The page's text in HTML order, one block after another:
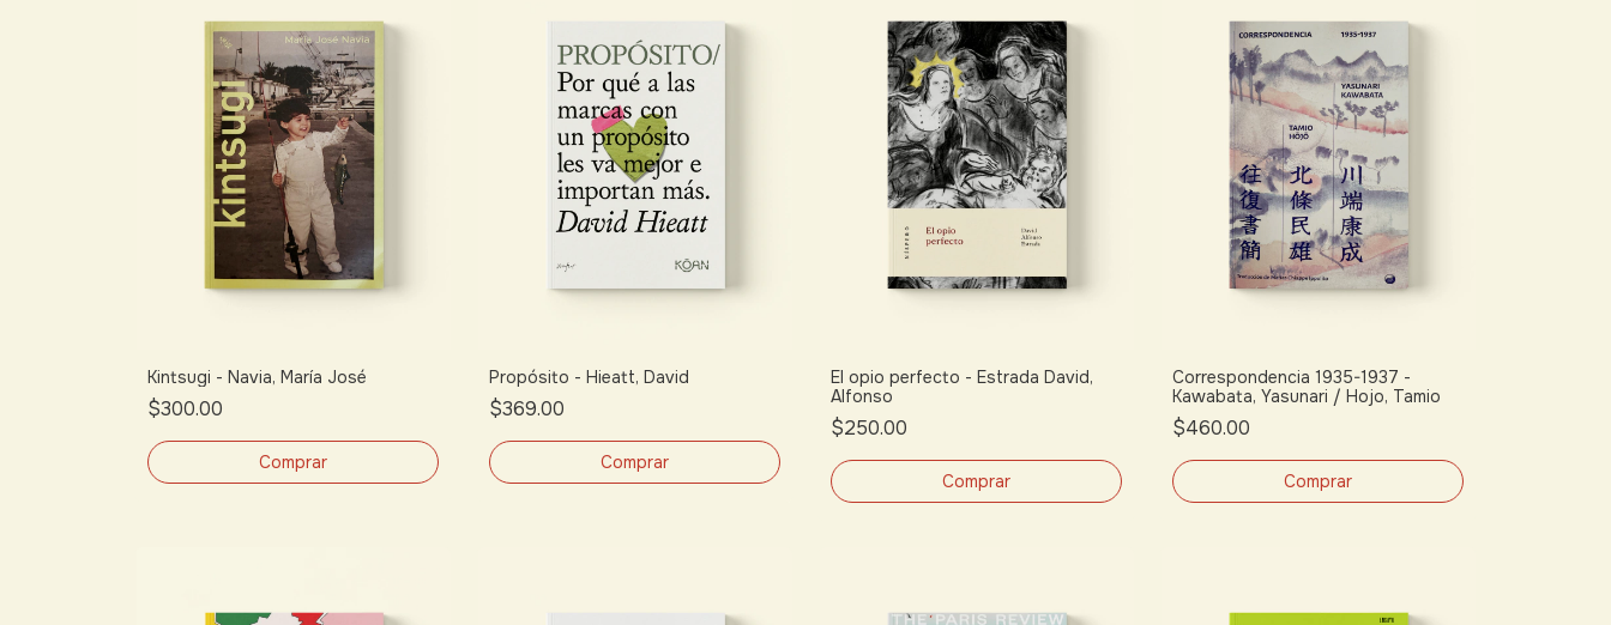
Kintsugi - Navia, María José
$300.00
Propósito - Hieatt, David
$369.00
El opio perfecto - Estrada David,
Alfonso
$250.00
Correspondencia 1935-1937 -
Kawabata, Yasunari / Hojo, Tamio
$460.00